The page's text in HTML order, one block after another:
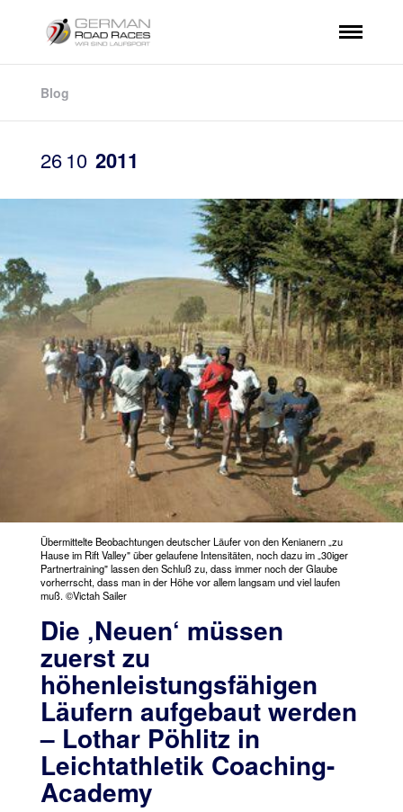
Blog
26 10 2011
Übermittelte Beobachtungen deutscher Läufer von den Kenianern „zu
Hause im Rift Valley" über gelaufene Intensitäten, noch dazu im „30iger
Partnertraining" lassen den Schluß zu, dass immer noch der Glaube
vorherrscht, dass man in der Höhe vor allem langsam und viel laufen
muß. ©Victah Sailer
Die ‚Neuen‘ müssen
zuerst zu
höhenleistungsfähigen
Läufern aufgebaut werden
– Lothar Pöhlitz in
Leichtathletik Coaching-
Academy